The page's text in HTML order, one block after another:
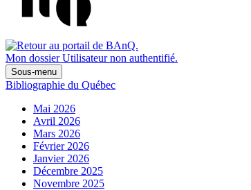
Mon dossier Utilisateur non authentifié.
Sous-menu
Bibliographie du Québec
Mai 2026
Avril 2026
Mars 2026
Février 2026
Janvier 2026
Décembre 2025
Novembre 2025